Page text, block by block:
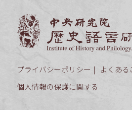
プライバシーポリシー
よくある
個人情報の保護に関する